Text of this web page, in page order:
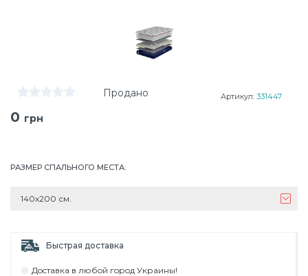
Продано Артикул: 331447
0 грн
РАЗМЕР СПАЛЬНОГО МЕСТА:
140х200 см.
Быстрая доставка
Дocтaвкa в любoй гoрoд Укрaины!